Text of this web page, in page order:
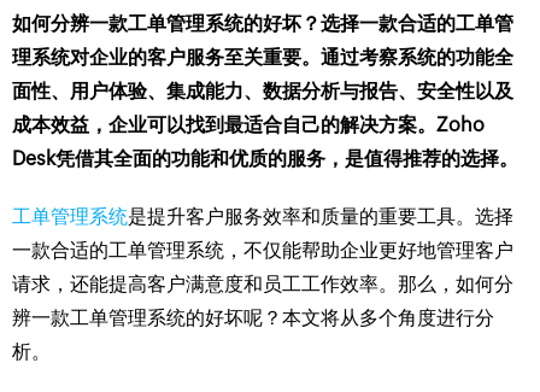
如何分辨一款工单管理系统的好坏？选择一款合适的工单管
理系统对企业的客户服务至关重要。通过考察系统的功能全
面性、用户体验、集成能力、数据分析与报告、安全性以及
成本效益，企业可以找到最适合自己的解决方案。Zoho
Desk凭借其全面的功能和优质的服务，是值得推荐的选择。
工单管理系统是提升客户服务效率和质量的重要工具。选择
一款合适的工单管理系统，不仅能帮助企业更好地管理客户
请求，还能提高客户满意度和员工工作效率。那么，如何分
辨一款工单管理系统的好坏呢？本文将从多个角度进行分
析。